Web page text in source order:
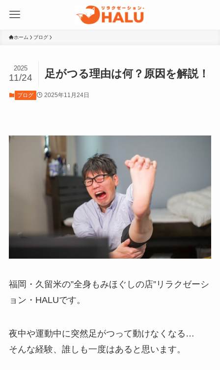
ホーム ブログ
足がつる理由は何？原因を解説！
2025
11/24
ブログ 2025年11月24日
福岡・久留米の”全身もみほぐしの店”リラクゼーシ
ョン・HALUです。
夜中や運動中に突然足がつって動けなくなる…
そんな経験、誰しも一度はあると思います。